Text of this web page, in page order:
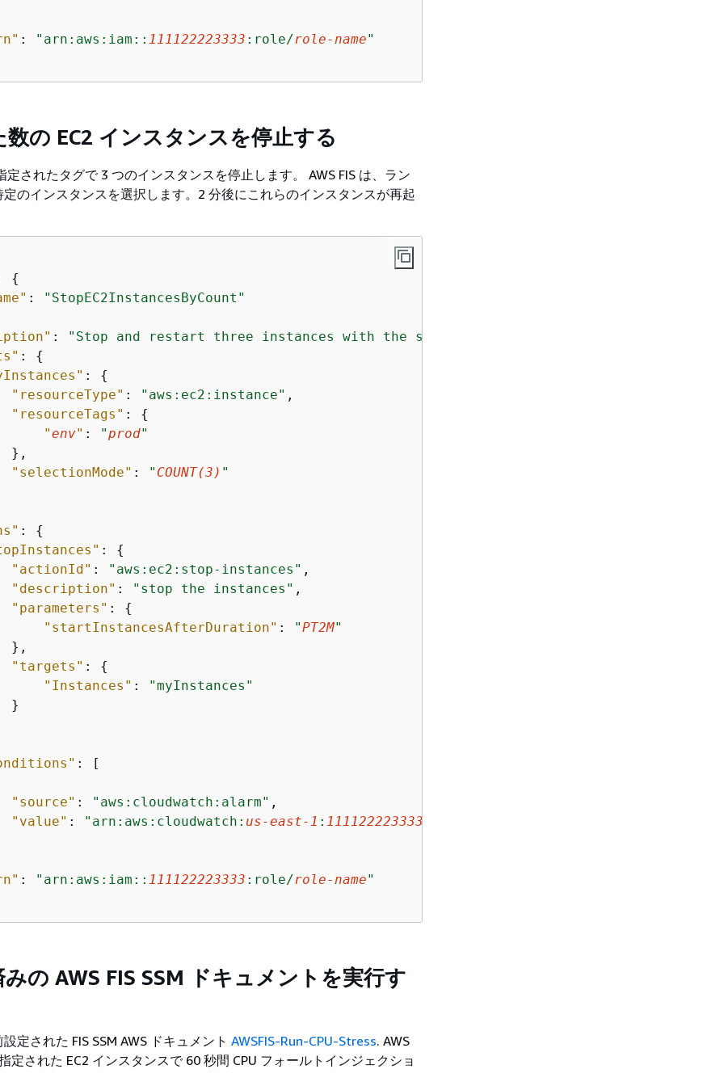
: "arn:aws:iam:: 111122223333 :role/role-name"
の EC2 インスタンスを停止する
定されたタグで 3 つのインスタンスを停止します。 AWS FIS は、ラン
定のインスタンスを選択します。2 分後にこれらのインスタンスが再起
{
:
"StopEC2InstancesByCount"
: "Stop and restart three instances with the specified tag"
: {
: {
"resourceType" : "aws:ec2:instance" ,
"resourceTags" : {
"env" : "prod"
},
"selectionMode" : " COUNT(3) "
: {
: {
"actionId" : "aws:ec2:stop-instances" ,
"description" : "stop the instances" ,
"parameters" : {
"startInstancesAfterDuration" : "PT2M"
},
"targets" : {
"Instances" :
"myInstances"
}
: [
"source" : "aws:cloudwatch:alarm" ,
"value" : "arn:aws:cloudwatch: us-east-1 : 111122223333
: "arn:aws:iam:: 111122223333 :role/role-name"
の AWS FIS SSM ドキュメントを実行す
定された FIS SSM AWS ドキュメント AWSFIS-Run-CPU-Stress. AWS
定された EC2 インスタンスで 60 秒間 CPU フォールトインジェクショ